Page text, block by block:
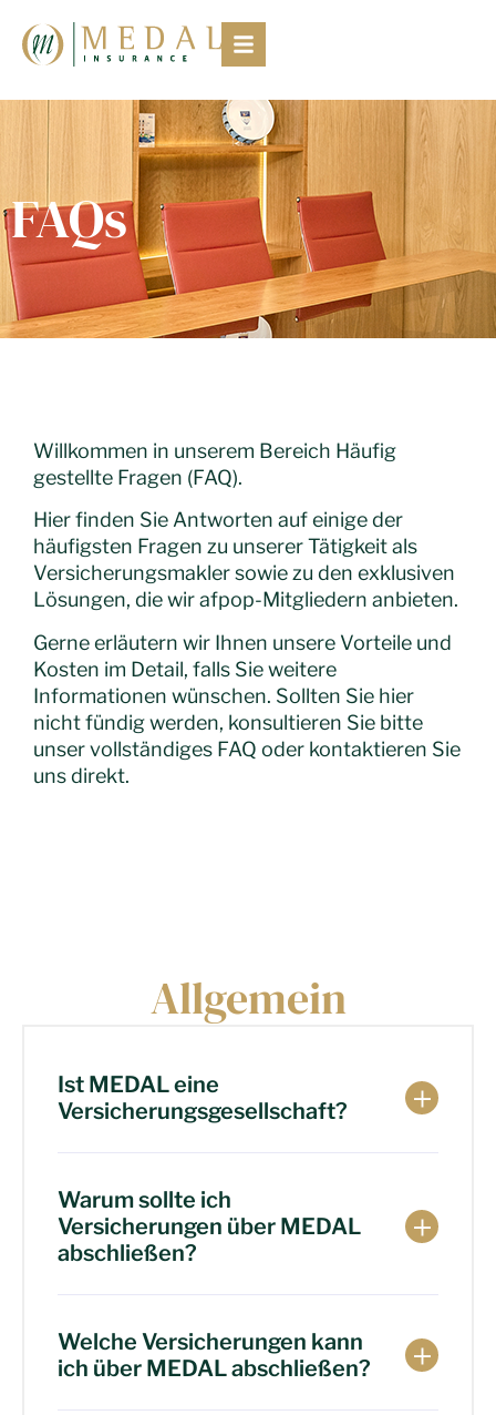
FAQs
Willkommen in unserem Bereich Häufig
gestellte Fragen (FAQ).
Hier finden Sie Antworten auf einige der
häufigsten Fragen zu unserer Tätigkeit als
Versicherungsmakler sowie zu den exklusiven
Lösungen, die wir afpop-Mitgliedern anbieten.
Gerne erläutern wir Ihnen unsere Vorteile und
Kosten im Detail, falls Sie weitere
Informationen wünschen. Sollten Sie hier
nicht fündig werden, konsultieren Sie bitte
unser vollständiges FAQ oder kontaktieren Sie
uns direkt.
Allgemein
Ist MEDAL eine
Versicherungsgesellschaft?
Warum sollte ich
Versicherungen über MEDAL
abschließen?
Welche Versicherungen kann
ich über MEDAL abschließen?